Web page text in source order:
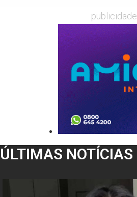
publicidade
ÚLTIMAS NOTÍCIAS